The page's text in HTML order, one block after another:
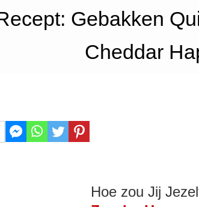
Gebakken
Cheddar
Hoe zou Jij